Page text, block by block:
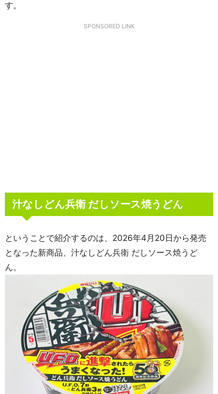
す。
SPONSORED LINK
汁なしどん兵衛 だしソース焼うどん
ということで紹介するのは、2026年4月20日から発売
となった新商品、汁なしどん兵衛 だしソース焼うど
ん。